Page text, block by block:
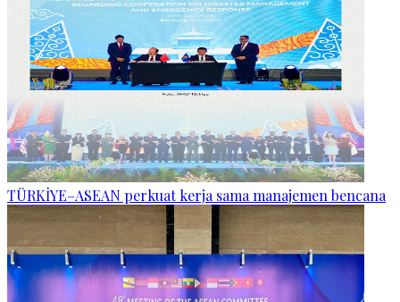
TÜRKİYE–ASEAN perkuat kerja sama manajemen bencana